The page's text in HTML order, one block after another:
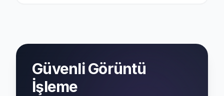
Güvenli Görüntü
İşleme